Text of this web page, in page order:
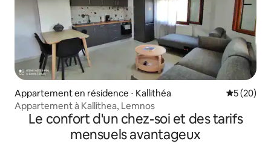
Appartement en résidence ⋅ Kallithéa
5 (20)
Appartement à Kallithea, Lemnos
Le confort d'un chez-soi et des tarifs
mensuels avantageux